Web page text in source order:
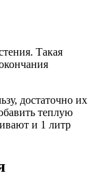
Такая
достаточно их
теплую
и 1 литр